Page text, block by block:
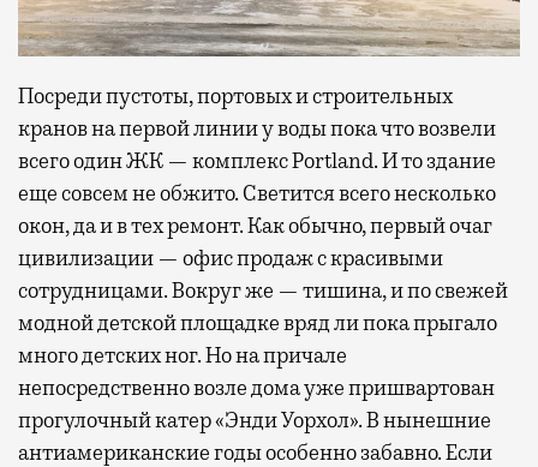
Посреди пустоты, портовых и строительных
кранов на первой линии у воды пока что возвели
всего один ЖК — комплекс Portland. И то здание
еще совсем не обжито. Светится всего несколько
окон, да и в тех ремонт. Как обычно, первый очаг
цивилизации — офис продаж с красивыми
сотрудницами. Вокруг же — тишина, и по свежей
модной детской площадке вряд ли пока прыгало
много детских ног. Но на причале
непосредственно возле дома уже пришвартован
прогулочный катер «Энди Уорхол». В нынешние
антиамериканские годы особенно забавно. Если